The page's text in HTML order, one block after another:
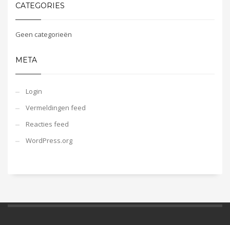
CATEGORIES
Geen categorieën
META
Login
Vermeldingen feed
Reacties feed
WordPress.org